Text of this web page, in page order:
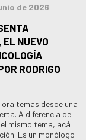
de 2026
EL NUEVO
RODRIGO
temas desde una
A diferencia de
mismo tema, acá
Es un monólogo